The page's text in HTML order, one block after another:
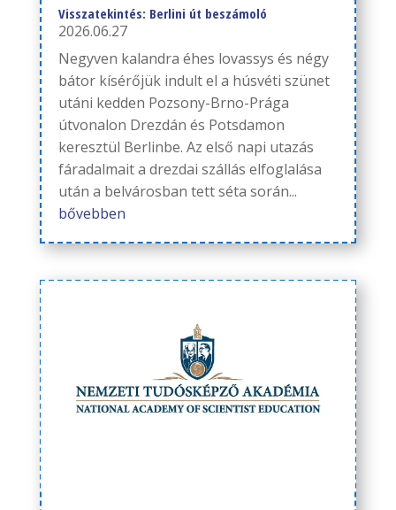
Visszatekintés: Berlini út beszámoló
2026.06.27
Negyven kalandra éhes lovassys és négy
bátor kísérőjük indult el a húsvéti szünet
utáni kedden Pozsony-Brno-Prága
útvonalon Drezdán és Potsdamon
keresztül Berlinbe. Az első napi utazás
fáradalmait a drezdai szállás elfoglalása
után a belvárosban tett séta során...
bővebben